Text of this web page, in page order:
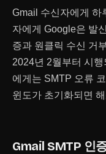
Gmail 수신자에게 하
자에게 Google은 발
증과 원클릭 수신 거
2024년 2월부터 시
에게는 SMTP 오류
윈도가 초기화되면
Gmail SMTP 인